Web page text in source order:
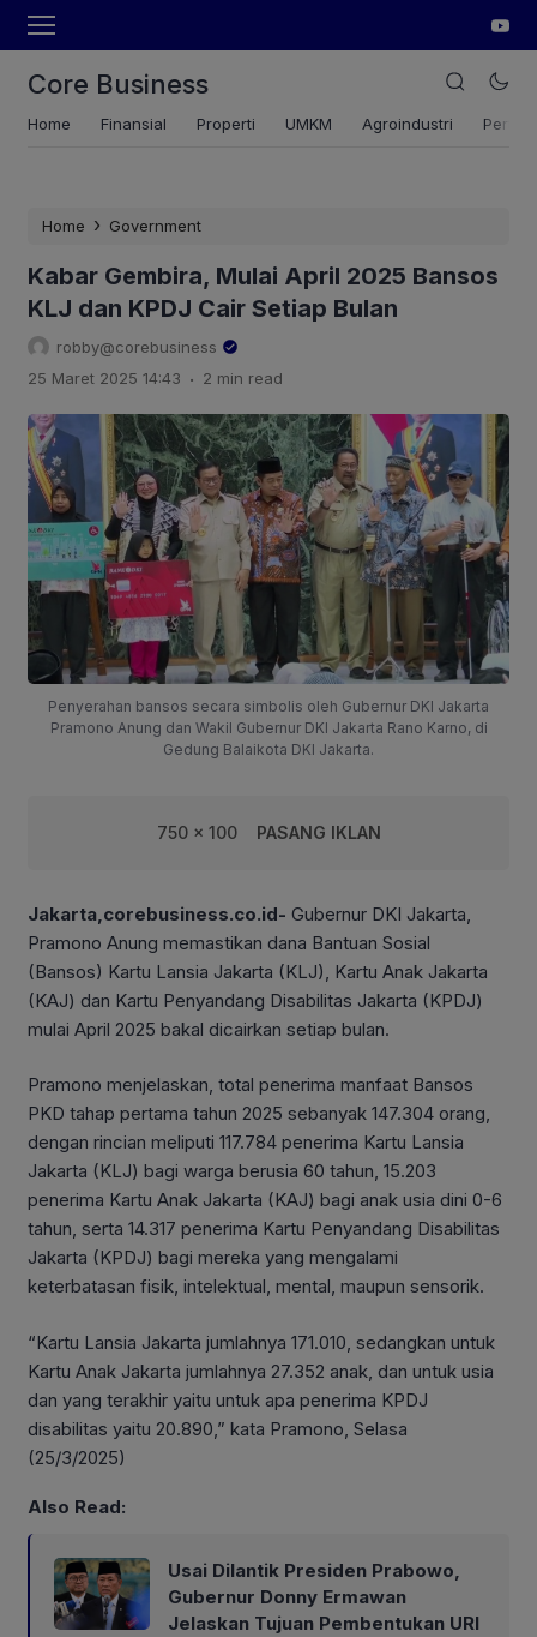
Core Business
Home Finansial Properti UMKM Agroindustri
Home › Government
Kabar Gembira, Mulai April 2025 Bansos
KLJ dan KPDJ Cair Setiap Bulan
robby@corebusiness
25 Maret 2025 14:43 . 2 min read
Penyerahan bansos secara simbolis oleh Gubernur DKI Jakarta
Pramono Anung dan Wakil Gubernur DKI Jakarta Rano Karno, di
Gedung Balaikota DKI Jakarta.
750 x 100 PASANG IKLAN
Jakarta,corebusiness.co.id- Gubernur DKI Jakarta,
Pramono Anung memastikan dana Bantuan Sosial
(Bansos) Kartu Lansia Jakarta (KLJ), Kartu Anak Jakarta
(KAJ) dan Kartu Penyandang Disabilitas Jakarta (KPDJ)
mulai April 2025 bakal dicairkan setiap bulan.
Pramono menjelaskan, total penerima manfaat Bansos
PKD tahap pertama tahun 2025 sebanyak 147.304 orang,
dengan rincian meliputi 117.784 penerima Kartu Lansia
Jakarta (KLJ) bagi warga berusia 60 tahun, 15.203
penerima Kartu Anak Jakarta (KAJ) bagi anak usia dini 0-6
tahun, serta 14.317 penerima Kartu Penyandang Disabilitas
Jakarta (KPDJ) bagi mereka yang mengalami
keterbatasan fisik, intelektual, mental, maupun sensorik.
“Kartu Lansia Jakarta jumlahnya 171.010, sedangkan untuk
Kartu Anak Jakarta jumlahnya 27.352 anak, dan untuk usia
dan yang terakhir yaitu untuk apa penerima KPDJ
disabilitas yaitu 20.890,” kata Pramono, Selasa
(25/3/2025)
Also Read:
Usai Dilantik Presiden Prabowo,
Gubernur Donny Ermawan
Jelaskan Tujuan Pembentukan URI